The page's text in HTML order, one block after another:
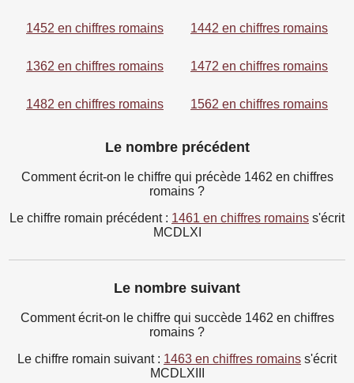
1452 en chiffres romains 1442 en chiffres romains
1362 en chiffres romains 1472 en chiffres romains
1482 en chiffres romains 1562 en chiffres romains
Le nombre précédent
Comment écrit-on le chiffre qui précède 1462 en chiffres
romains ?
Le chiffre romain précédent : 1461 en chiffres romains s'écrit
MCDLXI
Le nombre suivant
Comment écrit-on le chiffre qui succède 1462 en chiffres
romains ?
Le chiffre romain suivant : 1463 en chiffres romains s'écrit
MCDLXIII